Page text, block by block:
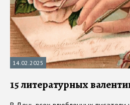
14.02.2025
15 литературных